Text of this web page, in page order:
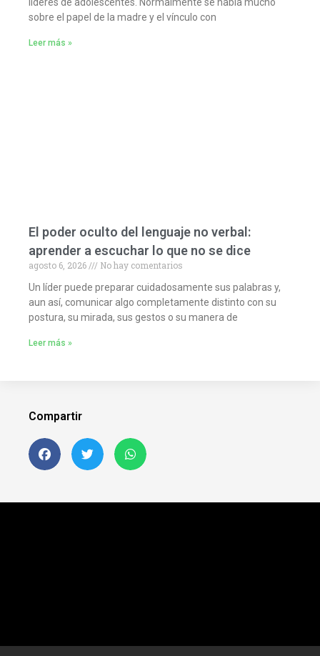
sobre el papel de la madre y el vínculo con
Leer más »
El poder oculto del lenguaje no verbal:
aprender a escuchar lo que no se dice
agosto 6, 2026
No hay comentarios
Un líder puede preparar cuidadosamente sus palabras y,
aun así, comunicar algo completamente distinto con su
postura, su mirada, sus gestos o su manera de
Leer más »
Compartir